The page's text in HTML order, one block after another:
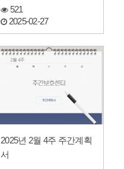
521
2025-02-27
2025년 2월 4주 주간계획
서